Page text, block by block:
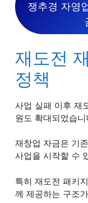
쟁추경 자영
재도전
정책
사업 실패 이후 재
원도 확대되었습니
재창업 자금은 기
사업을 시작할 수
특히 재도전 패키
께 제공하는 구조